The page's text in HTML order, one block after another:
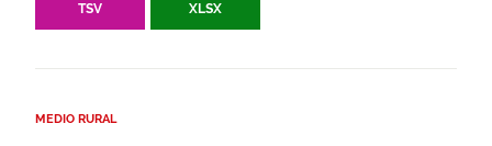
TSV XLSX
MEDIO RURAL